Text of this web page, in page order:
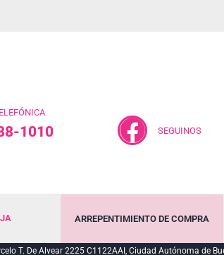
1010 SEGUINOS
ARREPENTIMIENTO DE COMPRA
T. De Alvear 2225 C1122AAI, Ciudad Autónoma de